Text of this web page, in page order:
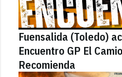
Fuensalida (Toledo)
Encuentro GP El
Recomienda